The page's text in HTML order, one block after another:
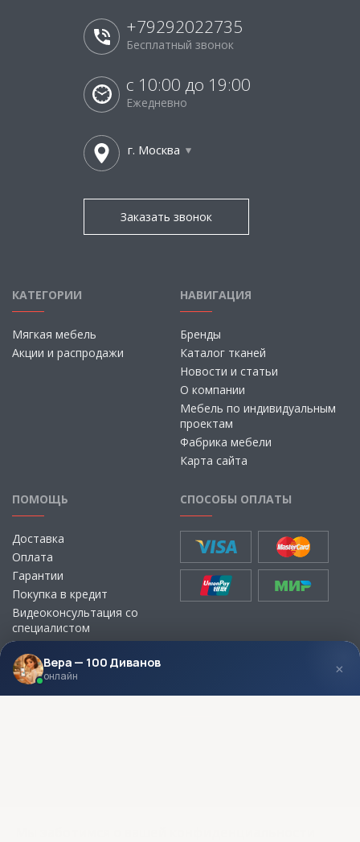
+79292022735
Бесплатный звонок
с 10:00 до 19:00
Ежедневно
г. Москва
Заказать звонок
КАТЕГОРИИ
Мягкая мебель
Акции и распродажи
НАВИГАЦИЯ
Бренды
Каталог тканей
Новости и статьи
О компании
Мебель по индивидуальным
проектам
Фабрика мебели
Карта сайта
ПОМОЩЬ
Доставка
Оплата
Гарантии
Покупка в кредит
Видеоконсультация со
специалистом
Выбор ткани для мебели без
визита в магазин
СПОСОБЫ ОПЛАТЫ
МЫ В СОЦСЕТЯХ КОНТАКТЫ
Вера — 100 Диванов
онлайн ×